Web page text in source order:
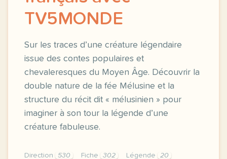
TV5MONDE
Sur les traces d’une créature légendaire
issue des contes populaires et
chevaleresques du Moyen Âge. Découvrir la
double nature de la fée Mélusine et la
structure du récit dit « mélusinien » pour
imaginer à son tour la légende d’une
créature fabuleuse.
Direction 530 Fiche 302 Légende
20